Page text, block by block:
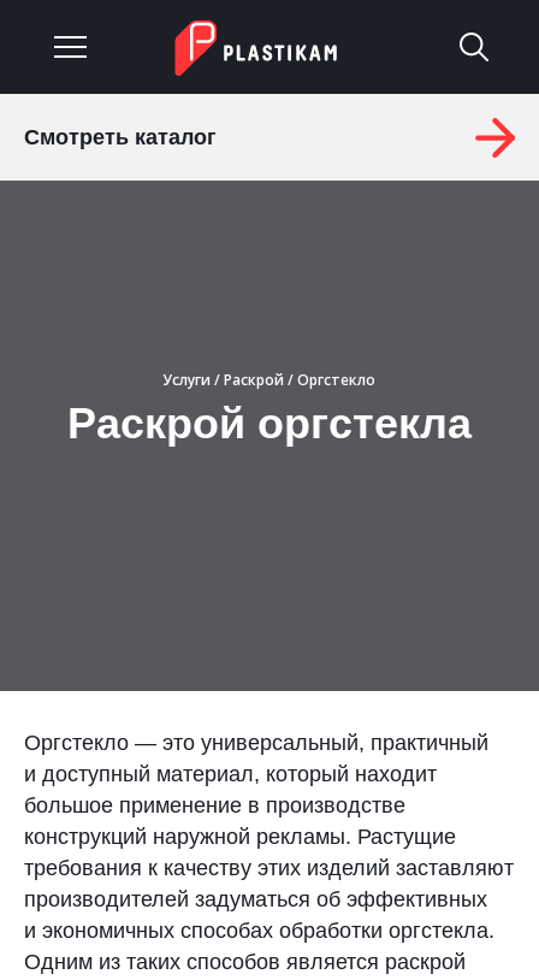
Оплата и доставка
ЕКАТЕРИНБУРГ
8 (800) 333-72-11
sale@plastikam.ru
Смотреть каталог
Услуги /Раскрой / Оргстекло
Раскрой оргстекла
Оргстекло — это универсальный, практичный
и доступный материал, который находит
большое применение в производстве
конструкций наружной рекламы. Растущие
требования к качеству этих изделий заставляют
производителей задуматься об эффективных
и экономичных способах обработки оргстекла.
Одним из таких способов является раскрой